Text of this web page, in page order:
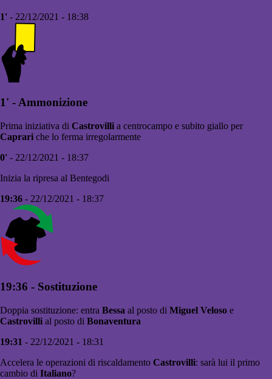
1' - 22/12/2021 - 18:38
1' - Ammonizione
Prima iniziativa di Castrovilli a centrocampo e subito giallo per
Caprari che lo ferma irregolarmente
0' - 22/12/2021 - 18:37
Inizia la ripresa al Bentegodi
19:36 - 22/12/2021 - 18:37
19:36 - Sostituzione
Doppia sostituzione: entra Bessa al posto di Miguel Veloso e
Castrovilli al posto di Bonaventura
19:31 - 22/12/2021 - 18:31
Accelera le operazioni di riscaldamento Castrovilli: sarà lui il primo
cambio di Italiano?